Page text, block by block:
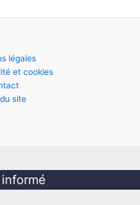
légales
et cookies
site